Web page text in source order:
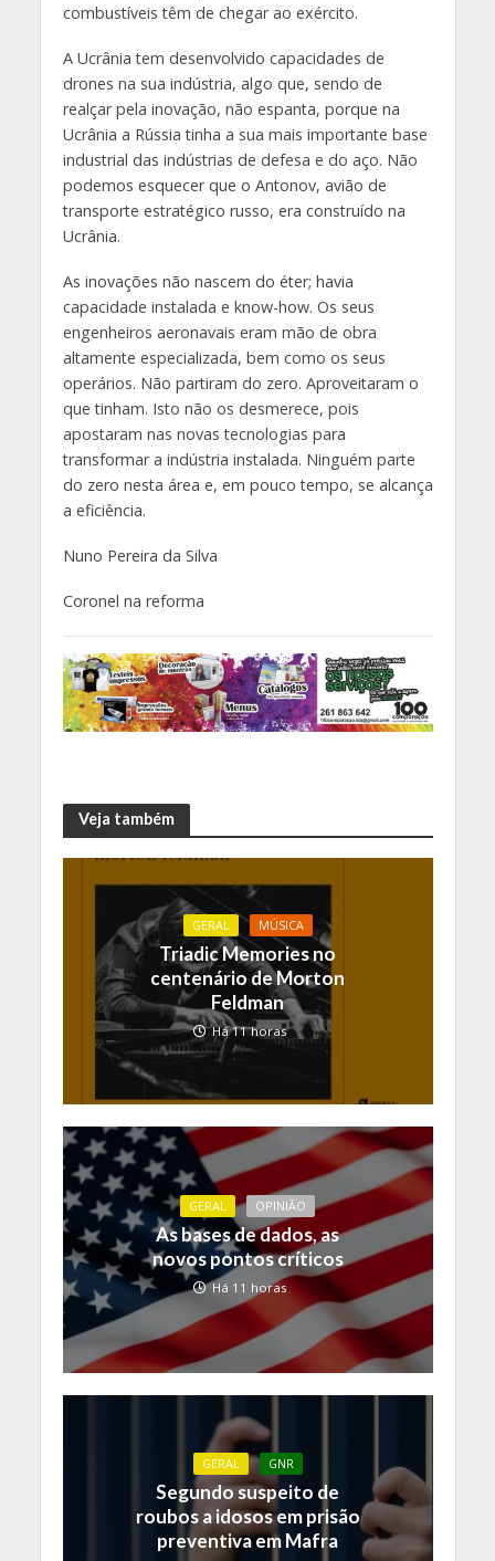
combustíveis têm de chegar ao exército.
A Ucrânia tem desenvolvido capacidades de
drones na sua indústria, algo que, sendo de
realçar pela inovação, não espanta, porque na
Ucrânia a Rússia tinha a sua mais importante base
industrial das indústrias de defesa e do aço. Não
podemos esquecer que o Antonov, avião de
transporte estratégico russo, era construído na
Ucrânia.
As inovações não nascem do éter; havia
capacidade instalada e know-how. Os seus
engenheiros aeronavais eram mão de obra
altamente especializada, bem como os seus
operários. Não partiram do zero. Aproveitaram o
que tinham. Isto não os desmerece, pois
apostaram nas novas tecnologias para
transformar a indústria instalada. Ninguém parte
do zero nesta área e, em pouco tempo, se alcança
a eficiência.
Nuno Pereira da Silva
Coronel na reforma
Veja também
GERAL MÚSICA
Triadic Memories no
centenário de Morton
Feldman
Há 11 horas
GERAL OPINIÃO
As bases de dados, as
novos pontos críticos
Há 11 horas
GERAL GNR
Segundo suspeito de
roubos a idosos em prisão
preventiva em Mafra